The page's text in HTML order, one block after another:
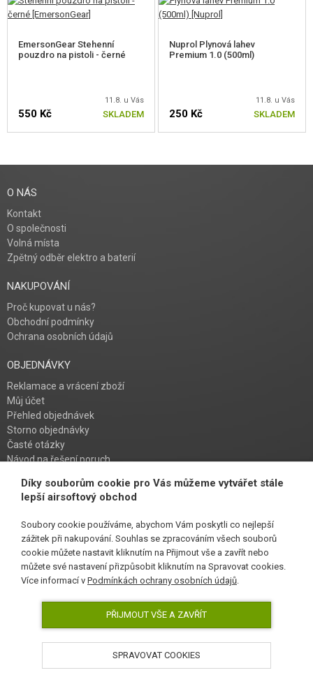
EmersonGear Stehenní
pouzdro na pistoli - černé
11.8. u Vás
550 Kč SKLADEM
Nuprol Plynová lahev
Premium 1.0 (500ml)
11.8. u Vás
250 Kč SKLADEM
O NÁS
Kontakt
O společnosti
Volná místa
Zpětný odběr elektro a baterií
NAKUPOVÁNÍ
Proč kupovat u nás?
Obchodní podmínky
Ochrana osobních údajů
OBJEDNÁVKY
Reklamace a vrácení zboží
Můj účet
Přehled objednávek
Storno objednávky
Časté otázky
Návod na řešení poruch
PŘIHLAŠ SE K ODBĚRU
SLEDUJ NÁS
AirsoftPro.cz © 2026
Díky souborům cookie pro Vás můžeme vytvářet stále
lepší airsoftový obchod
Soubory cookie používáme, abychom Vám poskytli co nejlepší
zážitek při nakupování. Souhlas se zpracováním všech souborů
cookie můžete nastavit kliknutím na Přijmout vše a zavřít nebo
můžete své nastavení přizpůsobit kliknutím na Spravovat cookies.
Více informací v Podmínkách ochrany osobních údajů.
PŘIJMOUT VŠE A ZAVŘÍT
SPRAVOVAT COOKIES